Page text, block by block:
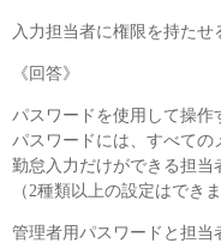
入力担当者に権限を持たせ
《回答》
パスワードを使用して操作
パスワードには、すべての
勤怠入力だけができる担当
（2種類以上の設定はでき
管理者用パスワードと担